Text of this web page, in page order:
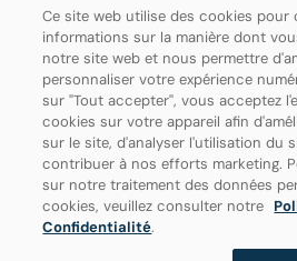
Politique de confidentialité
Paramètres des cookies
Ce site web utilise des cookies pour
informations sur la manière dont
notre site web et nous permettre
personnaliser votre expérience
sur "Tout accepter", vous acceptez
cookies sur votre appareil afin
sur le site, d'analyser l'utilisation du
contribuer à nos efforts marketing.
sur notre traitement des données
cookies, veuillez consulter notre
Confidentialité.